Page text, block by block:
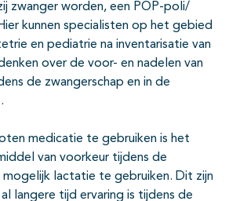
zwanger worden, een POP-poli/
kunnen specialisten op het gebied
en pediatrie na inventarisatie van
over de voor- en nadelen van
de zwangerschap en in de
medicatie te gebruiken is het
van voorkeur tijdens de
mogelijk lactatie te gebruiken. Dit zijn
langere tijd ervaring is tijdens de